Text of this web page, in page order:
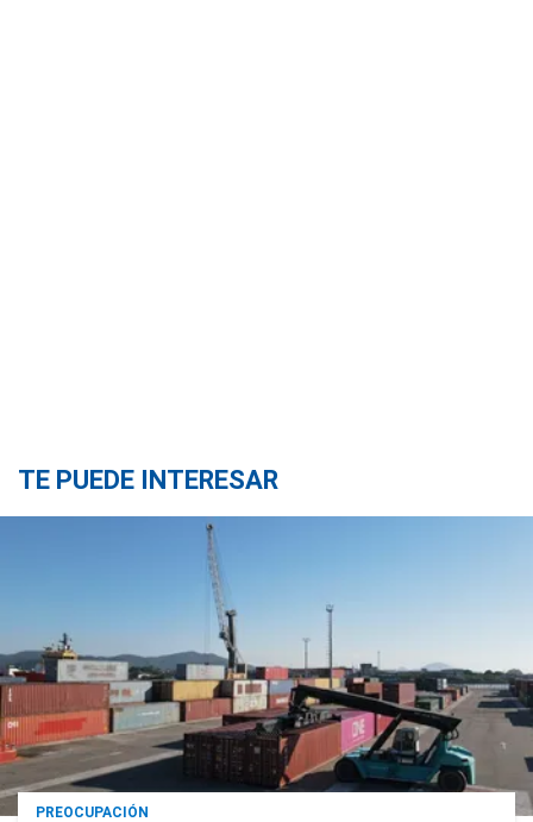
TE PUEDE INTERESAR
PREOCUPACIÓN